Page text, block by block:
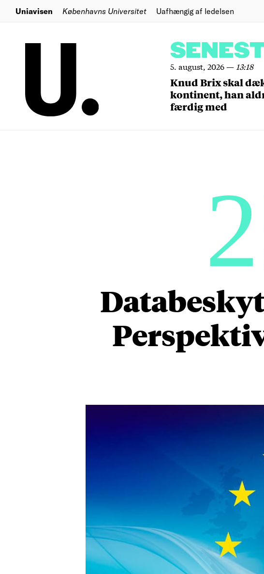
Uniavisen Københavns Universitet Uafhængig af ledelsen
5. august, 2026— 13:18
Knud Brix skal
kontinent, han
færdig med